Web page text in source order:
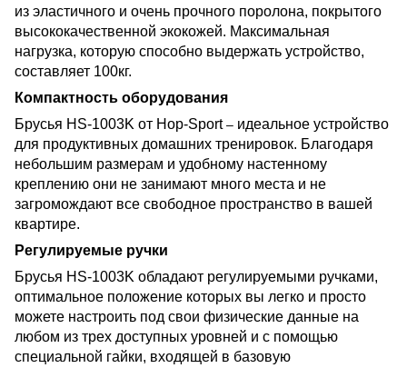
из эластичного и очень прочного поролона, покрытого
высококачественной экокожей. Максимальная
нагрузка, которую способно выдержать устройство,
составляет 100кг.
Компактность оборудования
Брусья HS-1003K от Hop-Sport– идеальное устройство
для продуктивных домашних тренировок. Благодаря
небольшим размерам и удобному настенному
креплению они не занимают много места и не
загромождают все свободное пространство в вашей
квартире.
Регулируемые ручки
Брусья HS-1003K обладают регулируемыми ручками,
оптимальное положение которых вы легко и просто
можете настроить под свои физические данные на
любом из трех доступных уровней и с помощью
специальной гайки, входящей в базовую